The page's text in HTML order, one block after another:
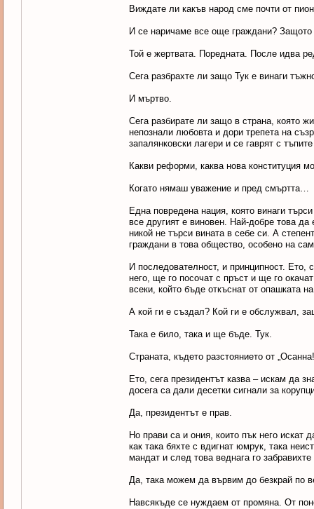
Виждате ли какъв народ сме почти от
И се наричаме все още граждани?
Той е жертвата. Поредната. После идва
Сега разбрахте ли защо Тук е винаги
И мъртво.
Сега разбирате ли защо в страна, която
непознали любовта и дори трепета на
запалянковски лагери и се гаврят с
Какви реформи, каква нова конституция
Когато нямаш уважение и пред смъртта…
Една повредена нация, която винаги
все другият е виновен. Най-добре това
никой не търси вината в себе си. А
граждани в това общество, особено на
И последователност, и принципност.
него, ще го посочат с пръст и ще го
всеки, който бъде откъснат от опашката
А кой ги е създал? Кой ги е обслужвал,
Така е било, така и ще бъде. Тук.
Страната, където разстоянието от
Ето, сега президентът казва – искам да
досега са дали десетки сигнали за
Да, президентът е прав.
Но прави са и ония, които пък него
как така бяхте с вдигнат юмрук, така
мандат и след това веднага го
Да, така можем да вървим до безкрай по
Навсякъде се нуждаем от промяна. От